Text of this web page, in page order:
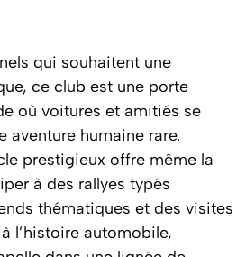
qui souhaitent une
ce club est une porte
où voitures et amitiés se
aventure humaine rare.
prestigieux offre même la
à des rallyes typés
thématiques et des visites
l’histoire automobile,